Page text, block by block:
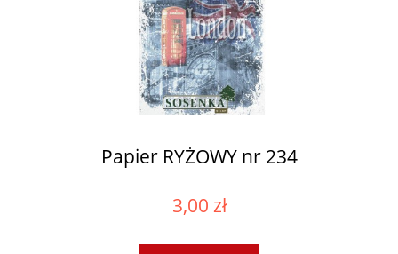
Papier RYŻOWY nr 234
3,00 zł